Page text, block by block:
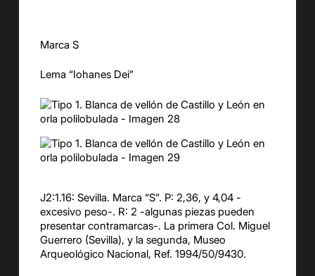
Marca S
Lema “Iohanes Dei”
J2:1.16: Sevilla. Marca “S”. P: 2,36, y 4,04 -
excesivo peso-. R: 2 -algunas piezas pueden
presentar contramarcas-. La primera Col. Miguel
Guerrero (Sevilla), y la segunda, Museo
Arqueológico Nacional, Ref. 1994/50/9430.